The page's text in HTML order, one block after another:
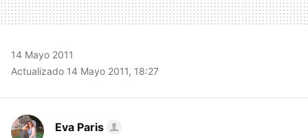
14 Mayo 2011
Actualizado 14 Mayo 2011, 18:27
Eva Paris